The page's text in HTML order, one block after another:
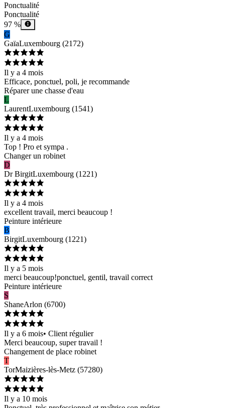
Ponctualité
Ponctualité
97 %
G
GaïaLuxembourg (2172)
Il y a 4 mois
Efficace, ponctuel, poli, je recommande
Réparer une chasse d'eau
L
LaurentLuxembourg (1541)
Il y a 4 mois
Top ! Pro et sympa .
Changer un robinet
D
Dr BirgitLuxembourg (1221)
Il y a 4 mois
excellent travail, merci beaucoup !
Peinture intérieure
B
BirgitLuxembourg (1221)
Il y a 5 mois
merci beaucoup!ponctuel, gentil, travail correct
Peinture intérieure
S
ShaneArlon (6700)
Il y a 6 mois• Client régulier
Merci beaucoup, super travail !
Changement de place robinet
T
TorMaizières-lès-Metz (57280)
Il y a 10 mois